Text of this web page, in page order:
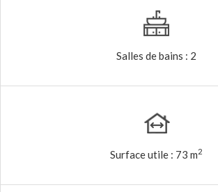
Salles de bains : 2
Surface utile : 73 m2